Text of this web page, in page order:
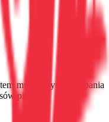
muzycznym, kampania
piosenki.